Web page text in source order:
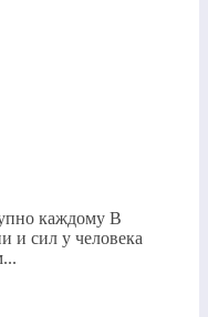
каждому В
и сил у человека